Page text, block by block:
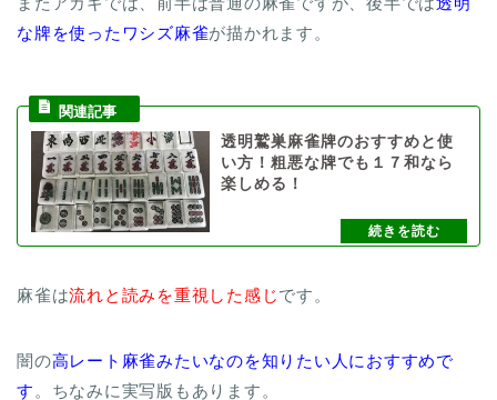
な牌を使ったワシズ麻雀が描かれます。
透明鷲巣麻雀牌のおすすめと使
い方！粗悪な牌でも１７和なら
楽しめる！
麻雀は流れと読みを重視した感じです。
闇の高レート麻雀みたいなのを知りたい人におすすめで
す 。ちなみに実写版もあります。